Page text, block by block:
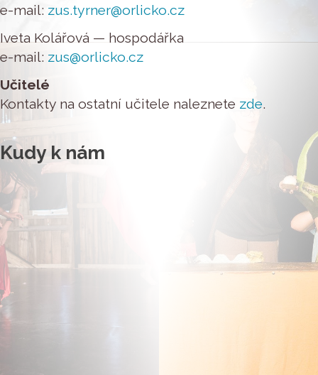
e-mail: zus.tyrner@orlicko.cz
Iveta Kolářová — hospodářka
e-mail: zus@orlicko.cz
Učitelé
Kontakty na ostatní učitele naleznete zde.
Kudy k nám